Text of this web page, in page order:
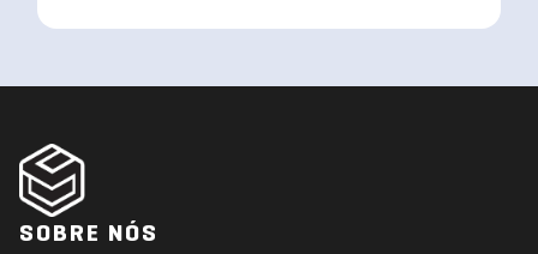
SOBRE NÓS